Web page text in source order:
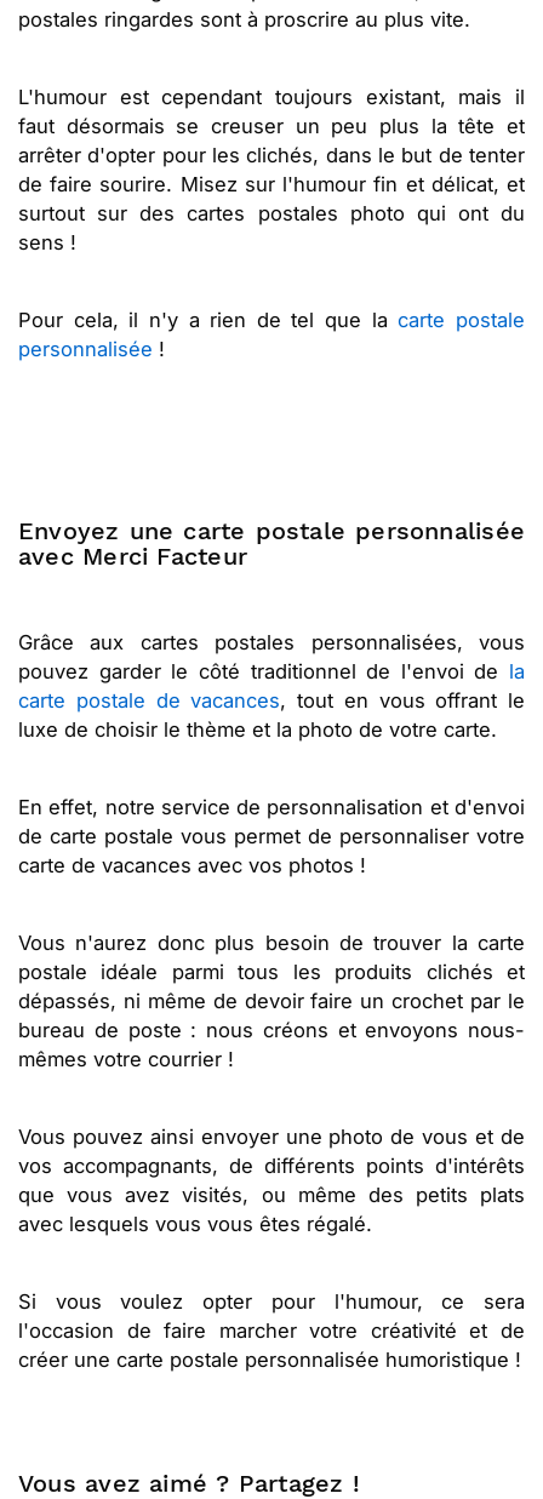
postales ringardes sont à proscrire au plus vite.
L'humour est cependant toujours existant, mais il
faut désormais se creuser un peu plus la tête et
arrêter d'opter pour les clichés, dans le but de tenter
de faire sourire. Misez sur l'humour fin et délicat, et
surtout sur des cartes postales photo qui ont du
sens !
Pour cela, il n'y a rien de tel que la carte postale
personnalisée !
Envoyez une carte postale personnalisée
avec Merci Facteur
Grâce aux cartes postales personnalisées, vous
pouvez garder le côté traditionnel de l'envoi de la
carte postale de vacances, tout en vous offrant le
luxe de choisir le thème et la photo de votre carte.
En effet, notre service de personnalisation et d'envoi
de carte postale vous permet de personnaliser votre
carte de vacances avec vos photos !
Vous n'aurez donc plus besoin de trouver la carte
postale idéale parmi tous les produits clichés et
dépassés, ni même de devoir faire un crochet par le
bureau de poste : nous créons et envoyons nous-
mêmes votre courrier !
Vous pouvez ainsi envoyer une photo de vous et de
vos accompagnants, de différents points d'intérêts
que vous avez visités, ou même des petits plats
avec lesquels vous vous êtes régalé.
Si vous voulez opter pour l'humour, ce sera
l'occasion de faire marcher votre créativité et de
créer une carte postale personnalisée humoristique !
Vous avez aimé ? Partagez !